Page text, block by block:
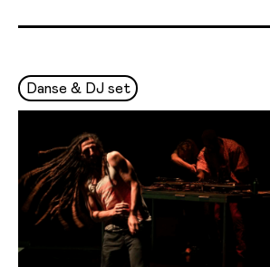
Danse & DJ set